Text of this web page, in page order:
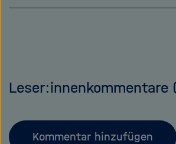
Leser:innenkommentare
Kommentar hinzufügen